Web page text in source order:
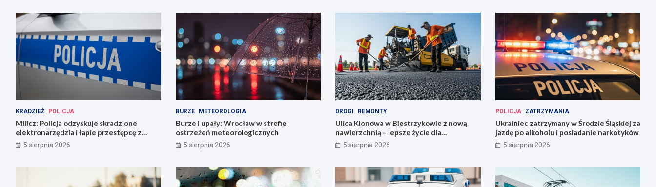
KRADZIEŻ POLICJA
Milicz: Policja odzyskuje skradzione
elektronarzędzia i łapie przestępcę z
narkotykami
5 sierpnia 2026
BURZE METEOROLOGIA
Burze i upały: Wrocław w strefie
ostrzeżeń meteorologicznych
5 sierpnia 2026
DROGI REMONTY
Ulica Klonowa w Biestrzykowie z nową
nawierzchnią – lepsze życie dla
mieszkańców!
5 sierpnia 2026
POLICJA ZATRZYMANIA
Ukrainiec zatrzymany w Środzie Śląskiej za
jazdę po alkoholu i posiadanie narkotyków
5 sierpnia 2026